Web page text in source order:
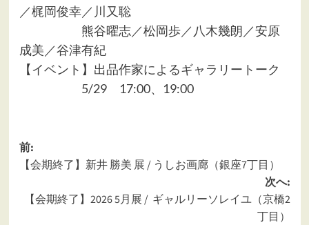
／梶岡俊幸／川又聡
熊谷曜志／松岡歩／八木幾朗／安原
成美／谷津有紀
【イベント】出品作家によるギャラリートーク
5/29 17:00、19:00
投
稿
ナ
前:
【会期終了】新井 勝美 展 / うしお画廊（銀座7丁目）
次へ:
【会期終了】2026 5月展 / ギャルリーソレイユ（京橋2
丁目）